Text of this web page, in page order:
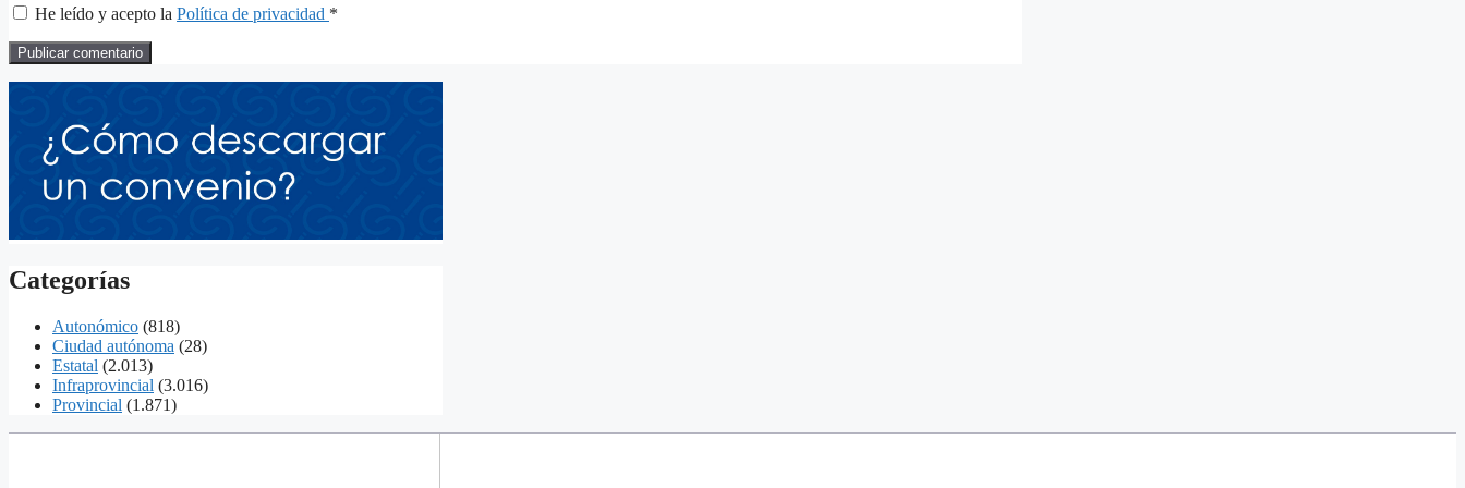
He leído y acepto la Política de privacidad *
Categorías
Autonómico (818)
Ciudad autónoma (28)
Estatal (2.013)
Infraprovincial (3.016)
Provincial (1.871)